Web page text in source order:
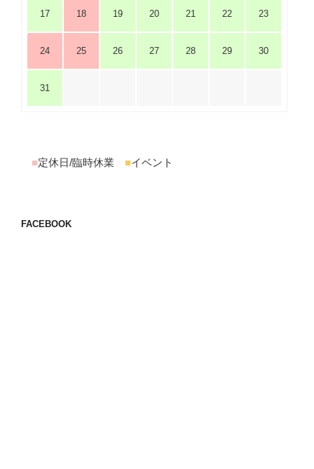
17 18 19 20 21 22 23
24 25 26 27 28 29 30
31
■定休日/臨時休業 ■イベント
FACEBOOK